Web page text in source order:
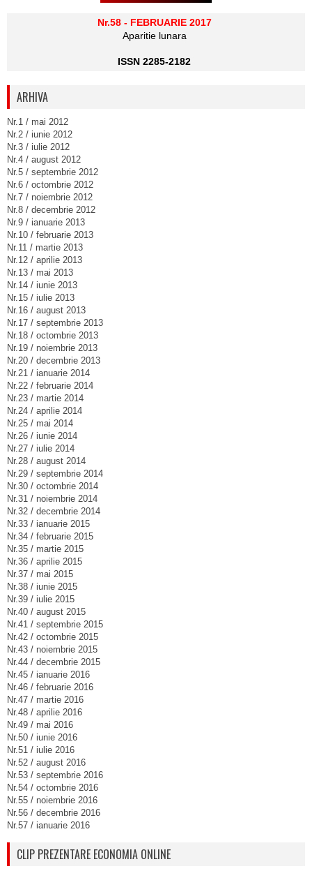
Nr.58 - FEBRUARIE 2017
Aparitie lunara
ISSN 2285-2182
ARHIVA
Nr.1 / mai 2012
Nr.2 / iunie 2012
Nr.3 / iulie 2012
Nr.4 / august 2012
Nr.5 / septembrie 2012
Nr.6 / octombrie 2012
Nr.7 / noiembrie 2012
Nr.8 / decembrie 2012
Nr.9 / ianuarie 2013
Nr.10 / februarie 2013
Nr.11 / martie 2013
Nr.12 / aprilie 2013
Nr.13 / mai 2013
Nr.14 / iunie 2013
Nr.15 / iulie 2013
Nr.16 / august 2013
Nr.17 / septembrie 2013
Nr.18 / octombrie 2013
Nr.19 / noiembrie 2013
Nr.20 / decembrie 2013
Nr.21 / ianuarie 2014
Nr.22 / februarie 2014
Nr.23 / martie 2014
Nr.24 / aprilie 2014
Nr.25 / mai 2014
Nr.26 / iunie 2014
Nr.27 / iulie 2014
Nr.28 / august 2014
Nr.29 / septembrie 2014
Nr.30 / octombrie 2014
Nr.31 / noiembrie 2014
Nr.32 / decembrie 2014
Nr.33 / ianuarie 2015
Nr.34 / februarie 2015
Nr.35 / martie 2015
Nr.36 / aprilie 2015
Nr.37 / mai 2015
Nr.38 / iunie 2015
Nr.39 / iulie 2015
Nr.40 / august 2015
Nr.41 / septembrie 2015
Nr.42 / octombrie 2015
Nr.43 / noiembrie 2015
Nr.44 / decembrie 2015
Nr.45 / ianuarie 2016
Nr.46 / februarie 2016
Nr.47 / martie 2016
Nr.48 / aprilie 2016
Nr.49 / mai 2016
Nr.50 / iunie 2016
Nr.51 / iulie 2016
Nr.52 / august 2016
Nr.53 / septembrie 2016
Nr.54 / octombrie 2016
Nr.55 / noiembrie 2016
Nr.56 / decembrie 2016
Nr.57 / ianuarie 2016
CLIP PREZENTARE ECONOMIA ONLINE